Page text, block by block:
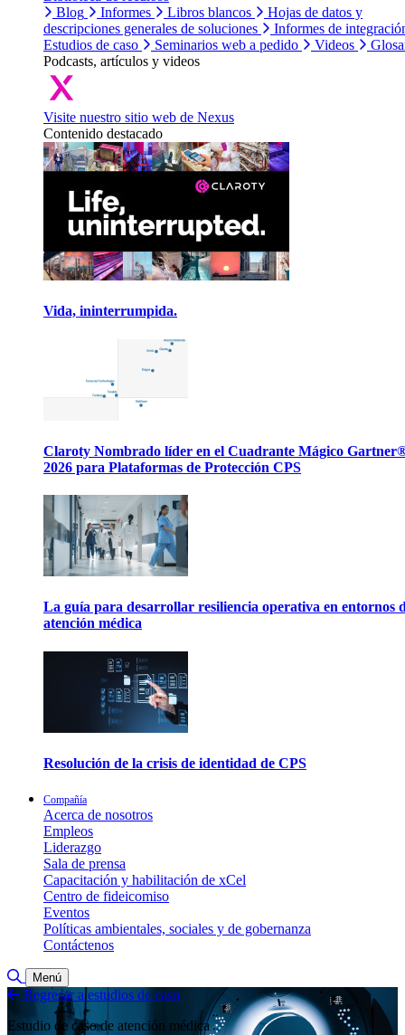
Blog
Informes Libros blancos
Hojas de datos y
descripciones generales de soluciones
Informes de
Estudios de caso
Seminarios web a pedido Videos
Podcasts, artículos y videos
Visite nuestro sitio web de Nexus
Contenido destacado
Vida, ininterrumpida.
Claroty Nombrado líder en el Cuadrante Mágico
2026 para Plataformas de Protección CPS
La guía para desarrollar resiliencia operativa en entornos
atención médica
Resolución de la crisis de identidad de CPS
Compañía
Acerca de nosotros
Empleos
Liderazgo
Sala de prensa
Capacitación y habilitación de xCel
Centro de fideicomiso
Eventos
Políticas ambientales, sociales y de gobernanza
Contáctenos
Alternar búsqueda
Menú
Regresar a estudios de caso
Estudio de caso de atención médica